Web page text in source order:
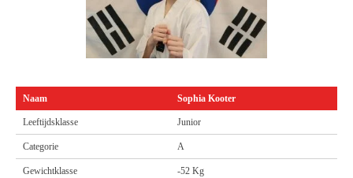
Naam Sophia Kooter
Leeftijdsklasse Junior
Categorie A
Gewichtklasse -52 Kg